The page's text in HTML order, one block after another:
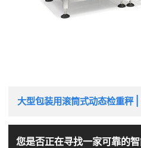
大型包装用滚筒式动态检重秤
您是否正在寻找一家可靠的智